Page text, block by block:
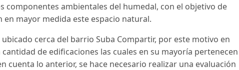
componentes ambientales del humedal, con el objetivo de
mayor medida este espacio natural.
cerca del barrio Suba Compartir, por este motivo en
de edificaciones las cuales en su mayoría pertenecen
cuenta lo anterior, se hace necesario realizar una evaluación